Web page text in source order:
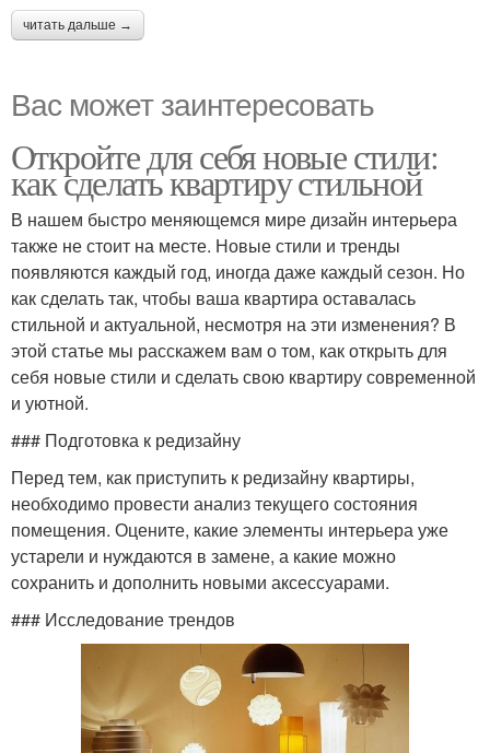
читать дальше →
Вас может заинтересовать
Откройте для себя новые стили:
как сделать квартиру стильной
В нашем быстро меняющемся мире дизайн интерьера
также не стоит на месте. Новые стили и тренды
появляются каждый год, иногда даже каждый сезон. Но
как сделать так, чтобы ваша квартира оставалась
стильной и актуальной, несмотря на эти изменения? В
этой статье мы расскажем вам о том, как открыть для
себя новые стили и сделать свою квартиру современной
и уютной.
### Подготовка к редизайну
Перед тем, как приступить к редизайну квартиры,
необходимо провести анализ текущего состояния
помещения. Оцените, какие элементы интерьера уже
устарели и нуждаются в замене, а какие можно
сохранить и дополнить новыми аксессуарами.
### Исследование трендов